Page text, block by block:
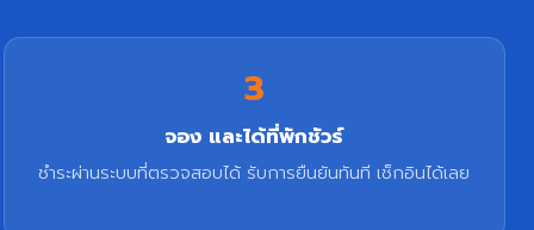
3
จอง และได้ที่พักชัวร์
ชำระผ่านระบบที่ตรวจสอบได้ รับการยืนยันทันที เช็กอินได้เลย